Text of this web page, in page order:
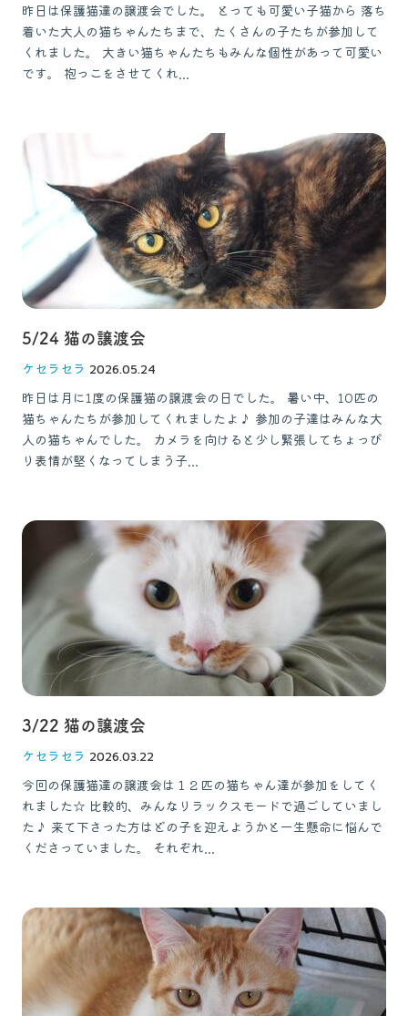
昨日は保護猫達の譲渡会でした。 とっても可愛い子猫から 落ち
着いた大人の猫ちゃんたちまで、たくさんの子たちが参加して
くれました。 大きい猫ちゃんたちもみんな個性があって可愛い
です。 抱っこをさせてくれ...
5/24 猫の譲渡会
ケセラセラ 2026.05.24
昨日は月に1度の保護猫の譲渡会の日でした。 暑い中、10匹の
猫ちゃんたちが参加してくれましたよ♪ 参加の子達はみんな大
人の猫ちゃんでした。 カメラを向けると少し緊張してちょっぴ
り表情が堅くなってしまう子...
3/22 猫の譲渡会
ケセラセラ 2026.03.22
今回の保護猫達の譲渡会は１２匹の猫ちゃん達が参加をしてく
れました☆ 比較的、みんなリラックスモードで過ごしていまし
た♪ 来て下さった方はどの子を迎えようかと一生懸命に悩んで
くださっていました。 それぞれ...